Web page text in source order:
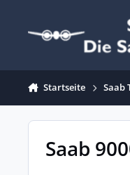
Startseite Saab
Saab